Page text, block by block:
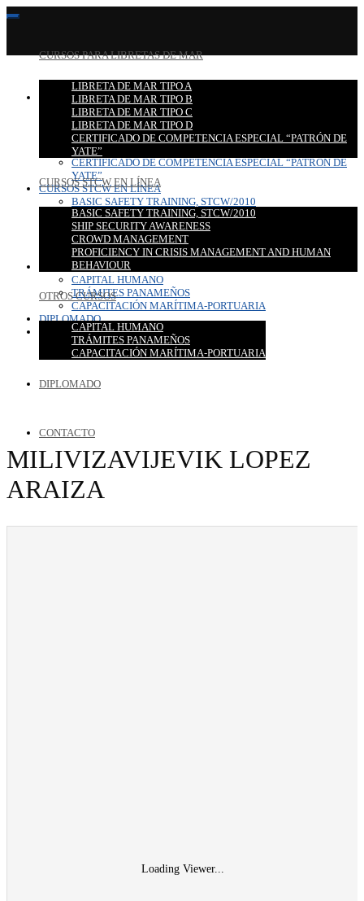
CURSOS PARA LIBRETAS DE MAR
LIBRETA DE MAR TIPO A
LIBRETA DE MAR TIPO B
LIBRETA DE MAR TIPO C
LIBRETA DE MAR TIPO D
CERTIFICADO DE COMPETENCIA ESPECIAL “PATRÓN DE
YATE”
CURSOS STCW EN LÍNEA
BASIC SAFETY TRAINING, STCW/2010
SHIP SECURITY AWARENESS
CROWD MANAGEMENT
PROFICIENCY IN CRISIS MANAGEMENT AND HUMAN
BEHAVIOUR
OTROS CURSOS
CAPITAL HUMANO
TRÁMITES PANAMEÑOS
CAPACITACIÓN MARÍTIMA-PORTUARIA
DIPLOMADO
CONTACTO
CURSOS PARA LIBRETAS DE MAR
LIBRETA DE MAR TIPO A
LIBRETA DE MAR TIPO B
LIBRETA DE MAR TIPO C
LIBRETA DE MAR TIPO D
CERTIFICADO DE COMPETENCIA ESPECIAL “PATRÓN DE
YATE”
CURSOS STCW EN LÍNEA
BASIC SAFETY TRAINING, STCW/2010
SHIP SECURITY AWARENESS
CROWD MANAGEMENT
PROFICIENCY IN CRISIS MANAGEMENT AND HUMAN
BEHAVIOUR
OTROS CURSOS
CAPITAL HUMANO
TRÁMITES PANAMEÑOS
CAPACITACIÓN MARÍTIMA-PORTUARIA
DIPLOMADO
CONTACTO
MILIVIZAVIJEVIK LOPEZ
ARAIZA
Loading Viewer...